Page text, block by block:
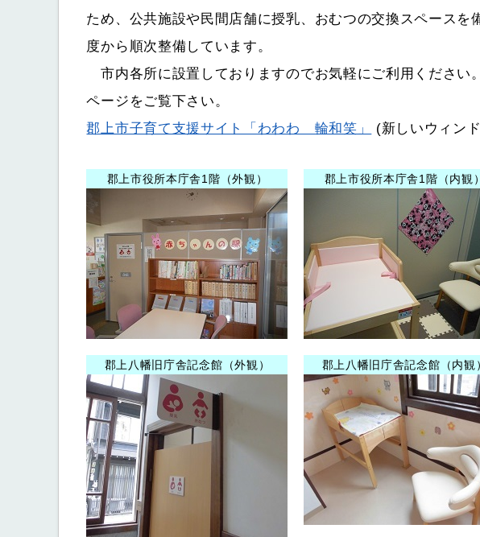
ため、公共施設や民間店舗に授乳、おむつの交換スペースを
度から順次整備しています。
市内各所に設置しておりますのでお気軽にご利用ください
ページをご覧下さい。
郡上市子育て支援サイト「わわわ 輪和笑」
(新しいウィン
郡上市役所本庁舎1階（外観） 郡上市役所本庁舎1階（内観）
郡上八幡旧庁舎記念館（外観） 郡上八幡旧庁舎記念館（内観